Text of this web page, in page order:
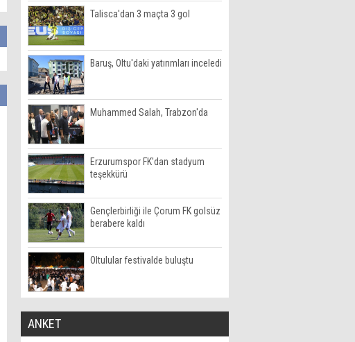
Talisca'dan 3 maçta 3 gol
Baruş, Oltu'daki yatırımları inceledi
Muhammed Salah, Trabzon'da
Erzurumspor FK'dan stadyum
teşekkürü
Gençlerbirliği ile Çorum FK golsüz
berabere kaldı
Oltulular festivalde buluştu
ANKET